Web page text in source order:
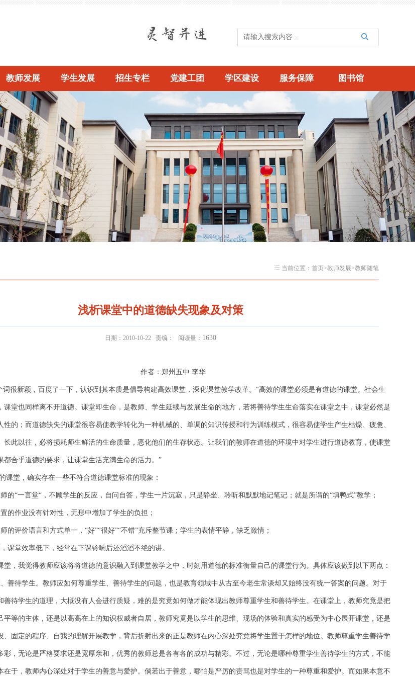
教师发展 学生发展 招生专栏 党建工团 学区建设 服务保障 图书馆
当前位置： 首页>教师发展>教师随笔
浅析课堂中的道德缺失现象及对策
日期：2010-10-22 责编： 阅读量： 1630
作者：郑州五中 李华
词很新颖，百度了一下，认识到其本质是倡导构建高效课堂，深化课堂教学改革。“高效的课堂必须是有道德的课堂。社会生
课堂也同样离不开道德。课堂即生命，是教师、学生延续与发展生命的地方，若将善待学生生命落实在课堂之中，课堂必然是
性的；而道德缺失的课堂很容易使教学转化为一种机械的、单调的知识传授和行为训练模式，很容易使学生产生枯燥、疲惫、
长此以往，必将损耗师生鲜活的生命质量，恶化他们的生存状态。让我们的教师在道德的环境中对学生进行道德教育，使课堂
都合乎道德的要求，让课堂生活充满生命的活力。”
课堂，确实存在一些不符合道德课堂标准的现象：
的“一言堂“，不顾学生的反应，自问自答，学生一片沉寂，只是静坐、聆听和默默地记笔记；就是所谓的“填鸭式”教学；
的作业没有针对性，无形中增加了学生的负担；
的评价语言和方式单一，“好”“很好”“不错”充斥整节课；学生的表情平静，缺乏激情；
课堂效率低下，经常在下课铃响后还滔滔不绝的讲。
堂，我觉得教师应该将将道德的意识融入到课堂教学之中，时刻用道德的标准衡量自己的课堂行为。具体应该做到以下两点：
善待学生。教师应如何尊重学生、善待学生的问题，也是教育领域中从古至今老生常谈却又始终没有统一答案的问题。对于
善待学生的道理，大概没有人会进行质疑，难的是究竟如何做才能体现出教师尊重学生和善待学生。在课堂上，教师究竟是把
平等的主体，还是以高高在上的知识权威者自居，教师究竟是以学生的思维、现场的体验和真实的感受为中心展开课堂，还是
、固定的程序、自我的理解开展教学，背后折射出来的正是教师在内心深处究竟将学生置于怎样的地位。教师尊重学生善待学
彩，无论是严格要求还是宽厚亲和，优秀的教师总是各有各的成功与精彩。不过，无论是哪种尊重学生善待学生的方式，不能
在于，教师内心深处对于学生的善意与爱护。倘若出于善意，哪怕是严厉的责骂也是对学生的一种尊重和爱护。而如果本意不